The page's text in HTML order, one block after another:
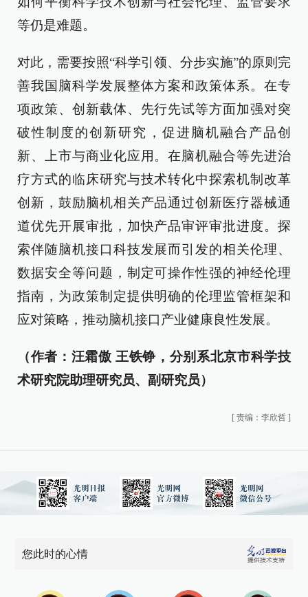
等仍是难题。
对此，需要按照“科学引领、分步实施”的原则完
善我国脑科学发展整体方案和政策体系。在专
项政策、创新载体、先行先试等方面加强对突
破性制度的创新研究，促进脑机融合产品创
新、上市与商业化应用。在脑机融合等先进治
疗方式的临床研究与技术转化中探索机制改革
创新，鼓励脑机相关产品通过创新医疗器械通
道优先开展审批，加快产品审评审批进度。探
索伴随脑机接口科技发展而引发的相关伦理、
数据安全等问题，制定可操作性强的神经伦理
指南，为政策制定提供明确的伦理监管框架和
应对策略，推动脑机接口产业健康良性发展。
（作者：汪霜傲 王铁铮，分别系北京市科学技
术研究院助理研究员、副研究员）
[ 责编：李欣哲 ]
您此时的心情